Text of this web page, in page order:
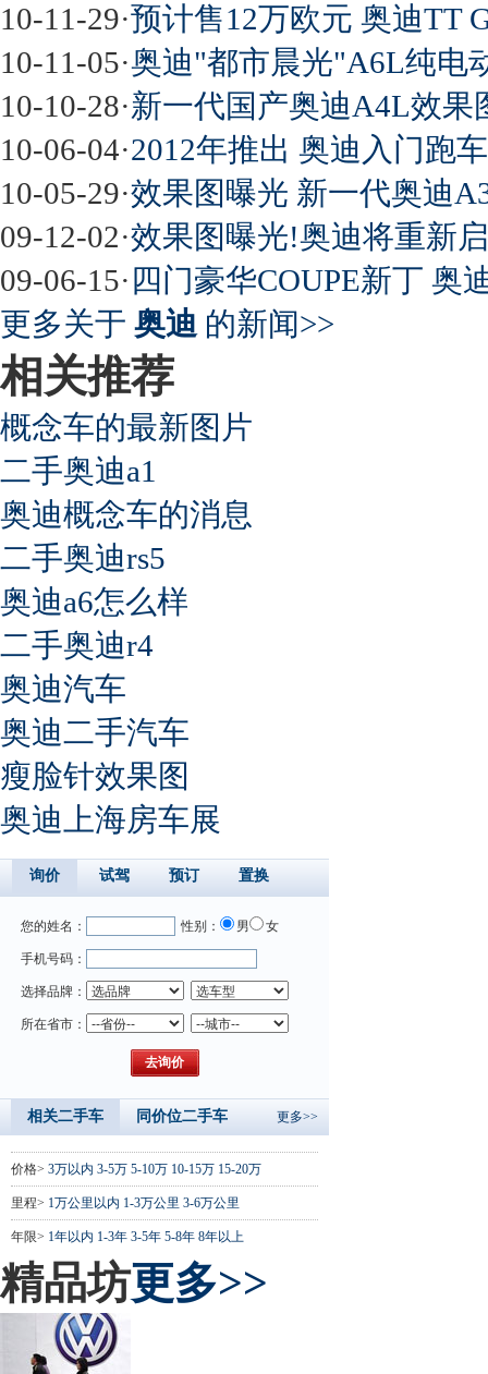
10-11-29·预计售12万欧元 奥迪TT
10-11-05·奥迪"都市晨光"A6L纯电
10-10-28·新一代国产奥迪A4L效果
10-06-04·2012年推出 奥迪入门跑
10-05-29·效果图曝光 新一代奥迪
09-12-02·效果图曝光!奥迪将重新
09-06-15·四门豪华COUPE新丁 奥
更多关于 奥迪 的新闻>>
相关推荐
概念车的最新图片
二手奥迪a1
奥迪概念车的消息
二手奥迪rs5
奥迪a6怎么样
二手奥迪r4
奥迪汽车
奥迪二手汽车
瘦脸针效果图
奥迪上海房车展
询价 试驾 预订 置换
您的姓名： 性别： 男 女
手机号码：
选择品牌：
所在省市：
相关二手车 同价位二手车 更多>>
价格> 3万以内 3-5万 5-10万 10-15万 15-20万
里程> 1万公里以内 1-3万公里 3-6万公里
年限> 1年以内 1-3年 3-5年 5-8年 8年以上
精品坊更多>>